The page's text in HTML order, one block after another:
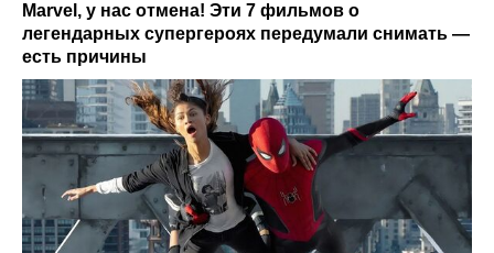
Marvel, у нас отмена! Эти 7 фильмов о
легендарных супергероях передумали снимать —
есть причины